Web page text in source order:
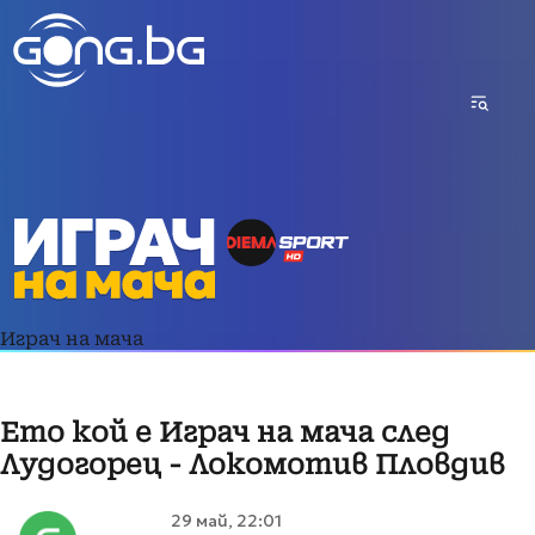
Играч на мача
Ето кой е Играч на мача след
Лудогорец - Локомотив Пловдив
29 май, 22:01